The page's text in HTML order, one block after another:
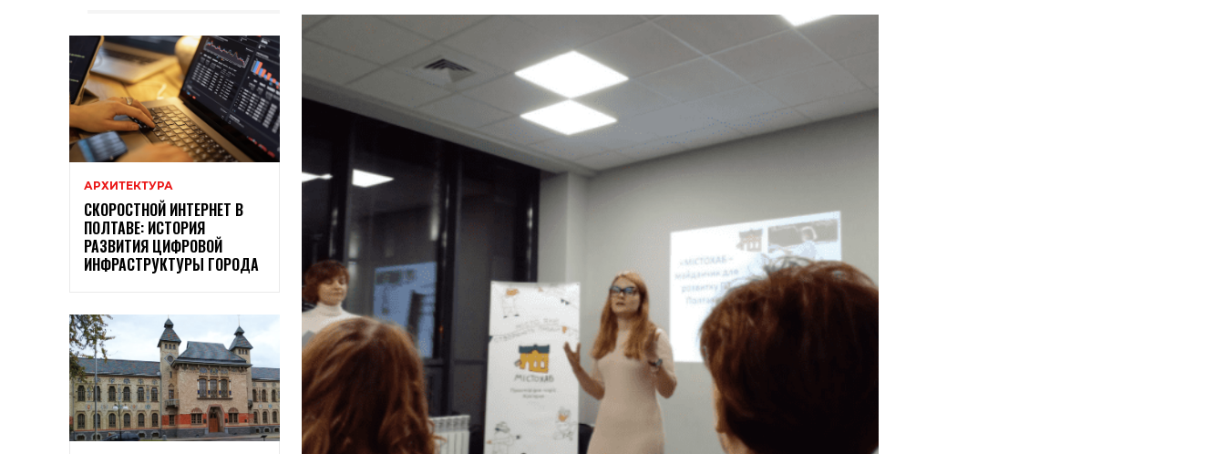
АРХИТЕКТУРА
СКОРОСТНОЙ ИНТЕРНЕТ В
ПОЛТАВЕ: ИСТОРИЯ
РАЗВИТИЯ ЦИФРОВОЙ
ИНФРАСТРУКТУРЫ ГОРОДА